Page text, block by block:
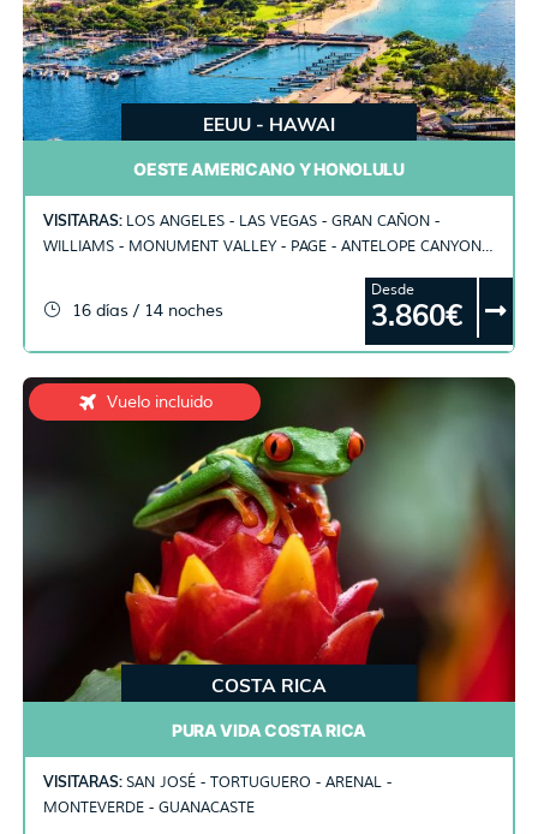
EEUU - HAWAI
OESTE AMERICANO Y HONOLULU
VISITARAS: LOS ANGELES - LAS VEGAS - GRAN CAÑON -
WILLIAMS - MONUMENT VALLEY - PAGE - ANTELOPE CANYON -
FRANCISCO - HONOLULU
16 días / 14 noches
Desde
3.860€
Vuelo incluido
COSTA RICA
PURA VIDA COSTA RICA
VISITARAS: SAN JOSÉ - TORTUGUERO - ARENAL -
MONTEVERDE - GUANACASTE